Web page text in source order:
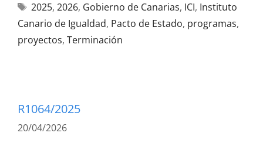
2025, 2026, Gobierno de Canarias, ICI, Instituto
Canario de Igualdad, Pacto de Estado, programas,
proyectos, Terminación
R1064/2025
20/04/2026